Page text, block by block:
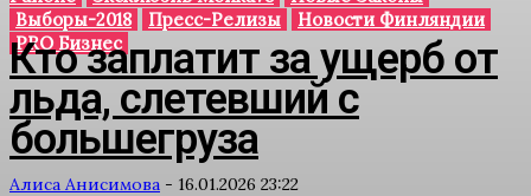
Выборы-2018
Пресс-Релизы
Новости Финляндии
PRO Бизнес
Кто заплатит за ущерб от
льда, слетевший с
большегруза
Алиса Анисимова - 16.01.2026 23:22